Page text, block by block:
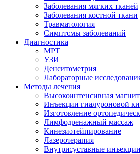
Заболевания мягких тканей
Заболевания костной ткани
Травматология
Симптомы заболеваний
Диагностика
МРТ
УЗИ
Денситометрия
Лабораторные
Методы лечения
Высокоинтенсивная
Инъекции гиалуроновой
Изготовление
Лимфодренажный массаж
Кинезиотейпирование
Лазеротерапия
Внутрисуставные инъекции